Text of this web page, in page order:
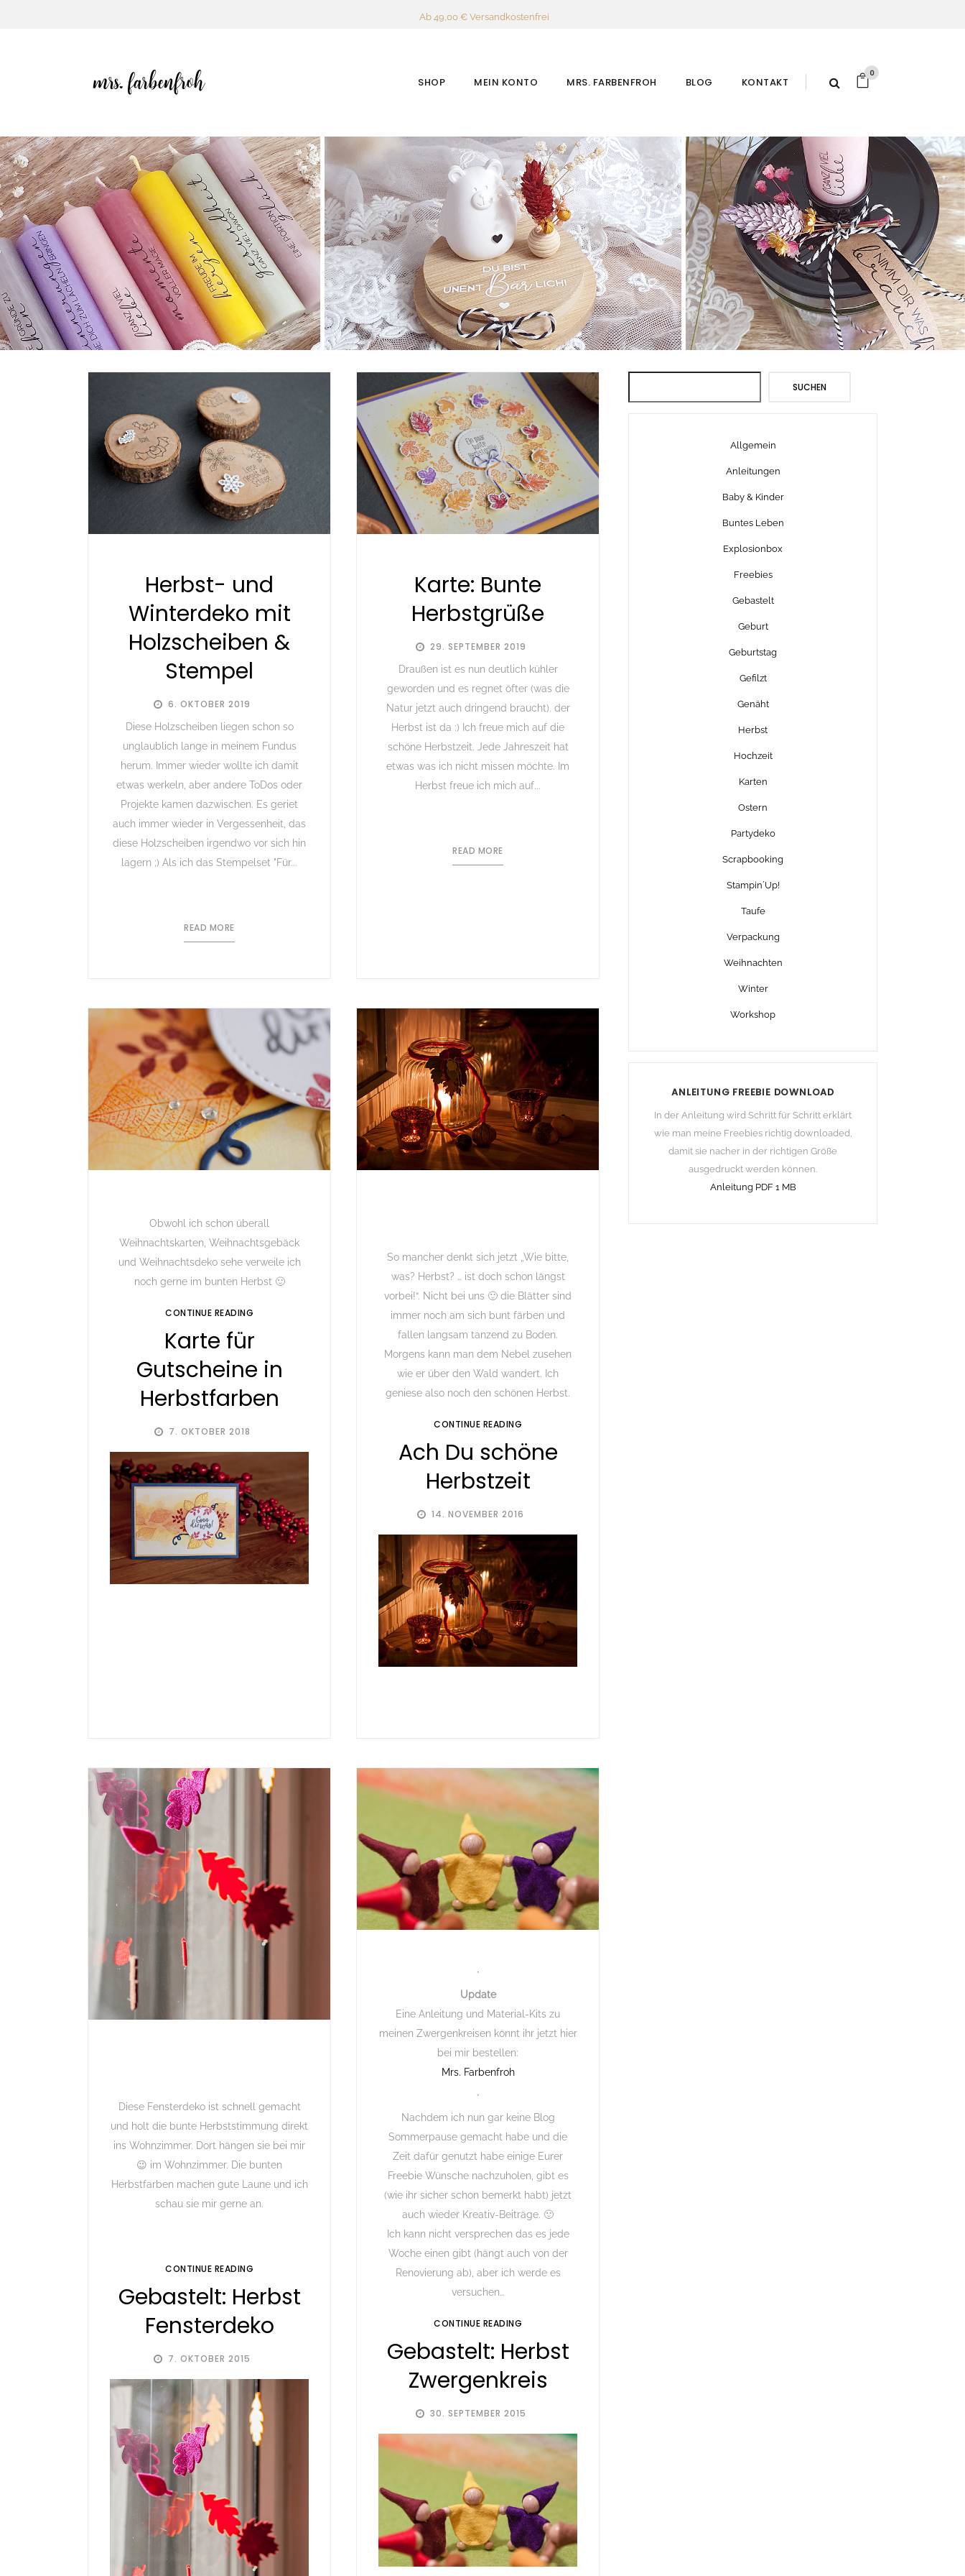
Ab 49,00 € Versandkostenfrei
SHOP MEIN KONTO MRS. FARBENFROH BLOG KONTAKT
0
6. OKTOBER 2019
Herbst- und
Winterdeko mit
Holzscheiben &
Stempel
Diese Holzscheiben liegen schon so
unglaublich lange in meinem Fundus
herum. Immer wieder wollte ich damit
etwas werkeln, aber andere ToDos oder
Projekte kamen dazwischen. Es geriet
auch immer wieder in Vergessenheit, das
diese Holzscheiben irgendwo vor sich hin
lagern ;) Als ich das Stempelset "Für...
READ MORE
29. SEPTEMBER 2019
Karte: Bunte
Herbstgrüße
Draußen ist es nun deutlich kühler
geworden und es regnet öfter (was die
Natur jetzt auch dringend braucht). der
Herbst ist da :) Ich freue mich auf die
schöne Herbstzeit. Jede Jahreszeit hat
etwas was ich nicht missen möchte. Im
Herbst freue ich mich auf...
READ MORE
7. OKTOBER 2018
Karte für
Gutscheine in
Herbstfarben
Obwohl ich schon überall
Weihnachtskarten, Weihnachtsgebäck
und Weihnachtsdeko sehe verweile ich
noch gerne im bunten Herbst 🙂
CONTINUE READING
14. NOVEMBER 2016
Ach Du schöne
Herbstzeit
So mancher denkt sich jetzt „Wie bitte,
was? Herbst? … ist doch schon längst
vorbei!“. Nicht bei uns 🙂 die Blätter sind
immer noch am sich bunt färben und
fallen langsam tanzend zu Boden.
Morgens kann man dem Nebel zusehen
wie er über den Wald wandert. Ich
geniese also noch den schönen Herbst.
CONTINUE READING
7. OKTOBER 2015
Gebastelt: Herbst
Fensterdeko
Diese Fensterdeko ist schnell gemacht
und holt die bunte Herbststimmung direkt
ins Wohnzimmer. Dort hängen sie bei mir
😉 im Wohnzimmer. Die bunten
Herbstfarben machen gute Laune und ich
schau sie mir gerne an.
CONTINUE READING
30. SEPTEMBER 2015
Gebastelt: Herbst
Zwergenkreis
Update
Eine Anleitung und Material-Kits zu
meinen Zwergenkreisen könnt ihr jetzt hier
bei mir bestellen:
Mrs. Farbenfroh
Nachdem ich nun gar keine Blog
Sommerpause gemacht habe und die
Zeit dafür genutzt habe einige Eurer
Freebie Wünsche nachzuholen, gibt es
(wie ihr sicher schon bemerkt habt) jetzt
auch wieder Kreativ-Beiträge. 🙂
Ich kann nicht versprechen das es jede
Woche einen gibt (hängt auch von der
Renovierung ab), aber ich werde es
versuchen…
CONTINUE READING
SUCHEN
Allgemein
Anleitungen
Baby & Kinder
Buntes Leben
Explosionbox
Freebies
Gebastelt
Geburt
Geburtstag
Gefilzt
Genäht
Herbst
Hochzeit
Karten
Ostern
Partydeko
Scrapbooking
Stampin´Up!
Taufe
Verpackung
Weihnachten
Winter
Workshop
ANLEITUNG FREEBIE DOWNLOAD
In der Anleitung wird Schritt für Schritt erklärt
wie man meine Freebies richtig downloaded,
damit sie nacher in der richtigen Größe
ausgedruckt werden können.
Anleitung PDF 1 MB